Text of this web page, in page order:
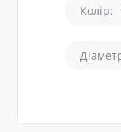
Колір: